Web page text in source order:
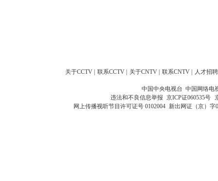
关于CCTV 联系CCTV 关于CNTV 联系CNTV 人才招聘
中国中央电视台 中国网络电
违法和不良信息举报 京ICP证060535号
网上传播视听节目许可证号 0102004 新出网证（京）